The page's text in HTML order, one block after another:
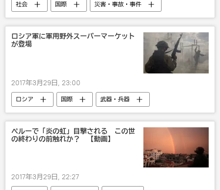
社会 国際
災害・事故・事件
米国
ロシア軍に軍用野外スーパーマーケット
が登場
2017年3月29日, 23:00
ロシア 国際 武器・兵器
ペルーで「炎の虹」目撃される この世
の終わりの前触れか？ 【動画】
2017年3月29日, 22:27